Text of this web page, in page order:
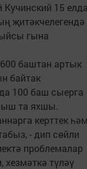
15
җитәкчелегендә
гына
баштан артык
байтак
100 баш сыерга
та яхшы.
керттек
- дип сөйли
проблемалар
түләү